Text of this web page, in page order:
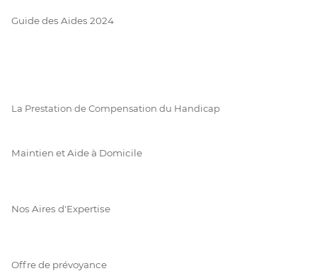
Guide des Aides 2024
La Prestation de Compensation du Handicap
Maintien et Aide à Domicile
Nos Aires d'Expertise
Offre de prévoyance